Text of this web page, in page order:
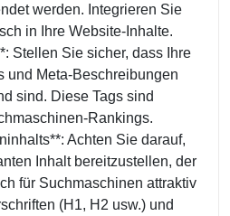
werden. Integrieren Sie
in Ihre Website-Inhalte.
Stellen Sie sicher, dass Ihre
und Meta-Beschreibungen
sind. Diese Tags sind
Rankings.
Achten Sie darauf,
Inhalt bereitzustellen, der
für Suchmaschinen attraktiv
(H1, H2 usw.) und